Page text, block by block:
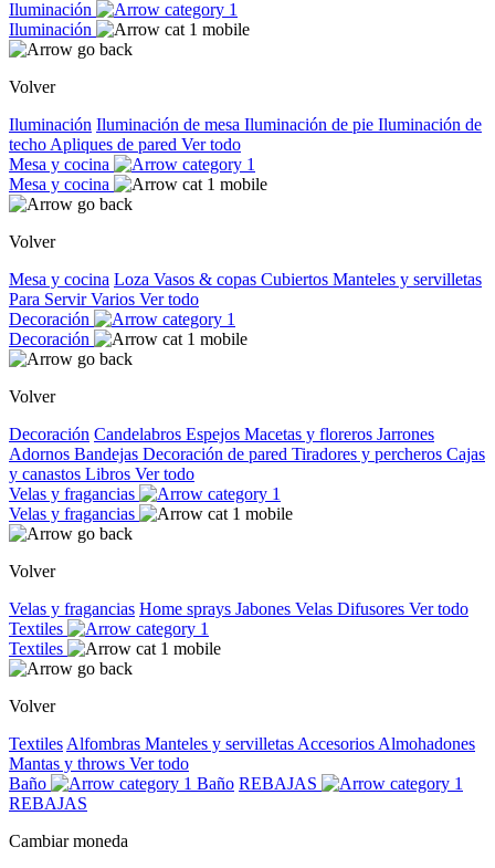
Iluminación
Iluminación
Volver
Iluminación Iluminación de mesa Iluminación de pie Iluminación de
techo Apliques de pared Ver todo
Mesa y cocina
Mesa y cocina
Volver
Mesa y cocina Loza Vasos & copas Cubiertos Manteles y servilletas
Para ServirVarios Ver todo
Decoración
Decoración
Volver
Decoración Candelabros Espejos Macetas y floreros Jarrones
Adornos Bandejas Decoración de pared Tiradores y percheros Cajas
y canastos Libros Ver todo
Velas y fragancias
Velas y fragancias
Volver
Velas y fragancias Home sprays Jabones Velas Difusores Ver todo
Textiles
Textiles
Volver
Textiles Alfombras Manteles y servilletas Accesorios Almohadones
Mantas y throws Ver todo
Baño
Baño REBAJAS
REBAJAS
Cambiar moneda